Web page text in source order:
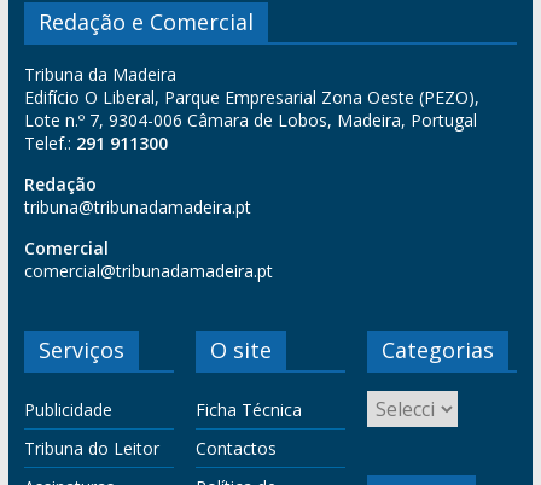
Redação e Comercial
Tribuna da Madeira
Edifício O Liberal, Parque Empresarial Zona Oeste (PEZO),
Lote n.º 7, 9304-006 Câmara de Lobos, Madeira, Portugal
Telef.: 291 911300
Redação
tribuna@tribunadamadeira.pt
Comercial
comercial@tribunadamadeira.pt
Serviços
Publicidade
Tribuna do Leitor
O site
Ficha Técnica
Contactos
Categorias